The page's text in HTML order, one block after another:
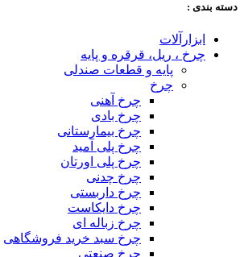
دسته‌ بندی :
ابزارآلات
چرخ ، ریل، قرقره و پایه
پایه و قطعات صندلی
چرخ
چرخ آهنی
چرخ بادی
چرخ بیمارستانی
چرخ پلی آمید
چرخ پلی اورتان
چرخ چدنی
چرخ داربستی
چرخ دایکاست
چرخ زباله ای
چرخ سبد خرید فروشگاهی
چرخ صنعتی